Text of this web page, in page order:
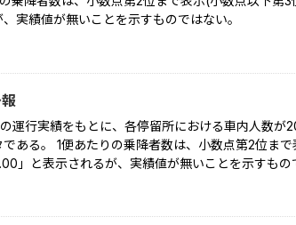
実績値が無いことを示すものではない。
運行実績をもとに、各停留所における車内人数
である。 1便あたりの乗降者数は、小数点第2位ま
」と表示されるが、実績値が無いことを示すもの